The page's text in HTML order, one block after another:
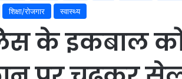
शिक्षा/रोजगार स्वास्थ्य
के इकबाल को